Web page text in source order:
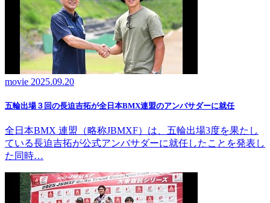
movie 2025.09.20
五輪出場３回の長迫吉拓が全日本BMX連盟のアンバサダーに就任
全日本BMX 連盟（略称JBMXF）は、五輪出場3度を果たし
ている長迫吉拓が公式アンバサダーに就任したことを発表し
た同時…